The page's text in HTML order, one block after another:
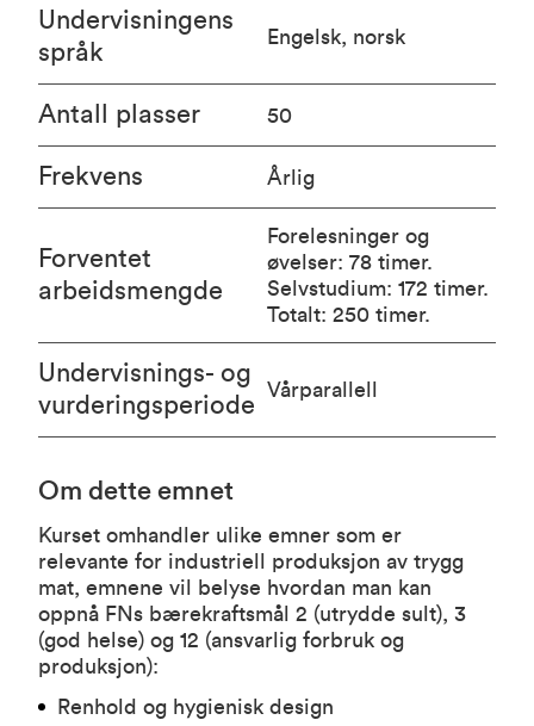
Om dette emnet
Kurset omhandler ulike emner som er
relevante for industriell produksjon av trygg
mat, emnene vil belyse hvordan man kan
oppnå FNs bærekraftsmål 2 (utrydde sult), 3
(god helse) og 12 (ansvarlig forbruk og
produksjon):
Renhold og hygienisk design
Undervisningens
språk
Engelsk, norsk
Antall plasser 50
Frekvens Årlig
Forventet
arbeidsmengde
Forelesninger og
øvelser: 78 timer.
Selvstudium: 172 timer.
Totalt: 250 timer.
Undervisnings- og
vurderingsperiode
Vårparallell